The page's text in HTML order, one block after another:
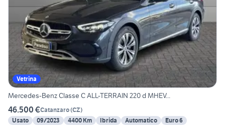
Vetrina
Mercedes-Benz Classe C ALL-TERRAIN 220 d MHEV...
46.500 €Catanzaro(CZ)
Usato
09/2023 4400 Km Ibrida Automatico
Euro 6